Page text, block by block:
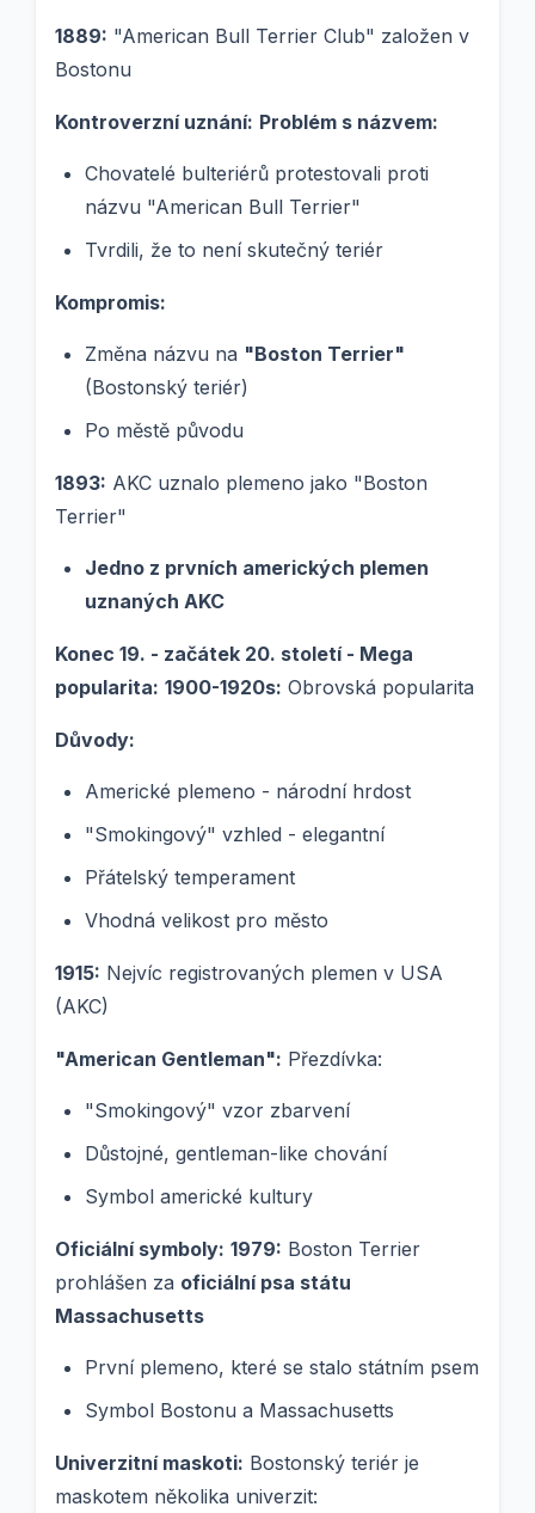
1889: "American Bull Terrier Club" založen v
Bostonu
Kontroverzní uznání: Problém s názvem:
Chovatelé bulteriérů protestovali proti
názvu "American Bull Terrier"
Tvrdili, že to není skutečný teriér
Kompromis:
Změna názvu na "Boston Terrier"
(Bostonský teriér)
Po městě původu
1893: AKC uznalo plemeno jako "Boston
Terrier"
Jedno z prvních amerických plemen
uznaných AKC
Konec 19. - začátek 20. století - Mega
popularita: 1900-1920s: Obrovská popularita
Důvody:
Americké plemeno - národní hrdost
"Smokingový" vzhled - elegantní
Přátelský temperament
Vhodná velikost pro město
1915: Nejvíc registrovaných plemen v USA
(AKC)
"American Gentleman": Přezdívka:
"Smokingový" vzor zbarvení
Důstojné, gentleman-like chování
Symbol americké kultury
Oficiální symboly: 1979: Boston Terrier
prohlášen za oficiální psa státu
Massachusetts
První plemeno, které se stalo státním psem
Symbol Bostonu a Massachusetts
Univerzitní maskoti: Bostonský teriér je
maskotem několika univerzit: